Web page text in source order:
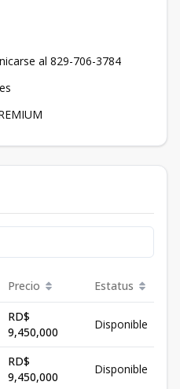
al 829-706-3784
Precio Estatus
RD$
9,450,000
Disponible
RD$
9,450,000
Disponible